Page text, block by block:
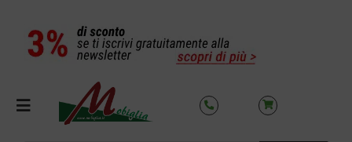
contenuto
Toggle